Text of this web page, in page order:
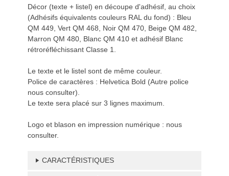
Décor (texte + listel) en découpe d'adhésif, au choix
(Adhésifs équivalents couleurs RAL du fond) : Bleu
QM 449, Vert QM 468, Noir QM 470, Beige QM 482,
Marron QM 480, Blanc QM 410 et adhésif Blanc
rétroréfléchissant Classe 1.
Le texte et le listel sont de même couleur.
Police de caractères : Helvetica Bold (Autre police
nous consulter).
Le texte sera placé sur 3 lignes maximum.
Logo et blason en impression numérique : nous
consulter.
CARACTÉRISTIQUES